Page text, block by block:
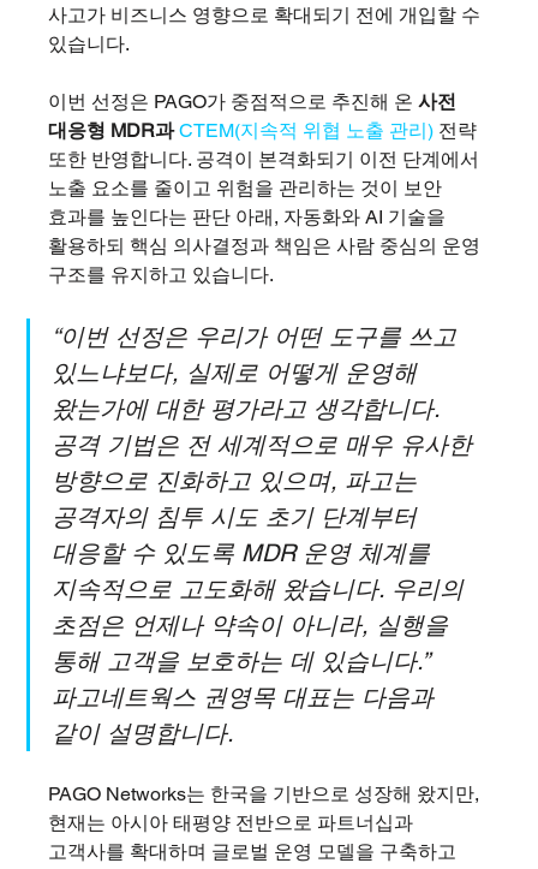
사고가 비즈니스 영향으로 확대되기 전에 개입할 수
있습니다.
이번 선정은 PAGO가 중점적으로 추진해 온 사전
대응형 MDR과 CTEM(지속적 위협 노출 관리) 전략
또한 반영합니다. 공격이 본격화되기 이전 단계에서
노출 요소를 줄이고 위험을 관리하는 것이 보안
효과를 높인다는 판단 아래, 자동화와 AI 기술을
활용하되 핵심 의사결정과 책임은 사람 중심의 운영
구조를 유지하고 있습니다.
“이번 선정은 우리가 어떤 도구를 쓰고
있느냐보다, 실제로 어떻게 운영해
왔는가에 대한 평가라고 생각합니다.
공격 기법은 전 세계적으로 매우 유사한
방향으로 진화하고 있으며, 파고는
공격자의 침투 시도 초기 단계부터
대응할 수 있도록 MDR 운영 체계를
지속적으로 고도화해 왔습니다. 우리의
초점은 언제나 약속이 아니라, 실행을
통해 고객을 보호하는 데 있습니다.”
파고네트웍스 권영목 대표는 다음과
같이 설명합니다.
PAGO Networks는 한국을 기반으로 성장해 왔지만,
현재는 아시아 태평양 전반으로 파트너십과
고객사를 확대하며 글로벌 운영 모델을 구축하고